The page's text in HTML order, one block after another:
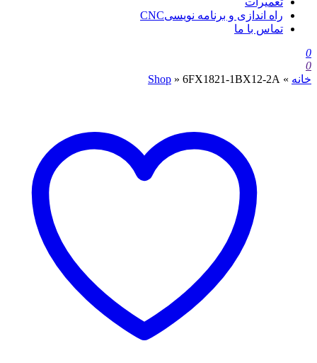
راه اندازی و برنامه نویسیCNC
تماس با ما
0
0
خانه »
Shop » 6FX1821-1BX12-2A